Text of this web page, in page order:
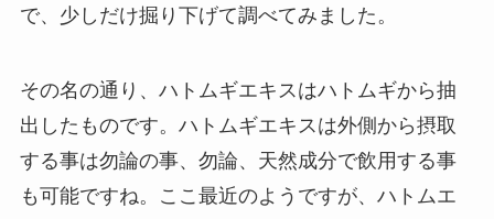
で、少しだけ掘り下げて調べてみました。
その名の通り、ハトムギエキスはハトムギから抽
出したものです。ハトムギエキスは外側から摂取
する事は勿論の事、勿論、天然成分で飲用する事
も可能ですね。ここ最近のようですが、ハトムエ